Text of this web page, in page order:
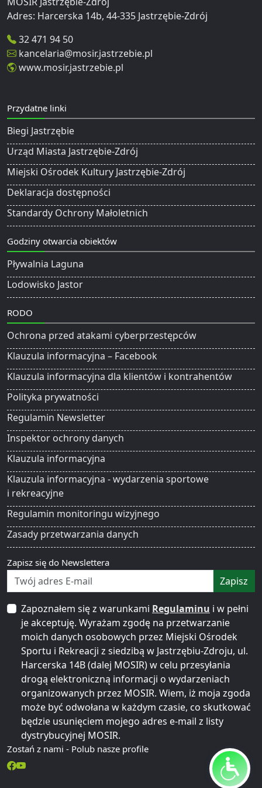
32 471 94 50
kancelaria@mosir.jastrzebie.pl
www.mosir.jastrzebie.pl
Przydatne linki
Biegi Jastrzębie
Urząd Miasta Jastrzębie-Zdrój
Miejski Ośrodek Kultury Jastrzębie-Zdrój
Deklaracja dostępności
Standardy Ochrony Małoletnich
Godziny otwarcia obiektów
Pływalnia Laguna
Lodowisko Jastor
RODO
Ochrona przed atakami cyberprzestępców
Klauzula informacyjna – Facebook
Klauzula informacyjna dla klientów i kontrahentów
Polityka prywatności
Regulamin Newsletter
Inspektor ochrony danych
Klauzula informacyjna
Klauzula informacyjna - wydarzenia sportowe
i rekreacyjne
Regulamin monitoringu wizyjnego
Zasady przetwarzania danych
Zapisz się do Newslettera
Zapisz
Zapoznałem się z warunkami Regulaminu i w pełni
je akceptuję. Wyrażam zgodę na przetwarzanie
moich danych osobowych przez Miejski Ośrodek
Sportu i Rekreacji z siedzibą w Jastrzębiu-Zdroju, ul.
Harcerska 14B (dalej MOSIR) w celu przesyłania
drogą elektroniczną informacji o wydarzeniach
organizowanych przez MOSIR. Wiem, iż moja zgoda
może być odwołana w każdym czasie, co skutkować
będzie usunięciem mojego adres e-mail z listy
dystrybucyjnej MOSIR.
Zostań z nami - Polub nasze profile